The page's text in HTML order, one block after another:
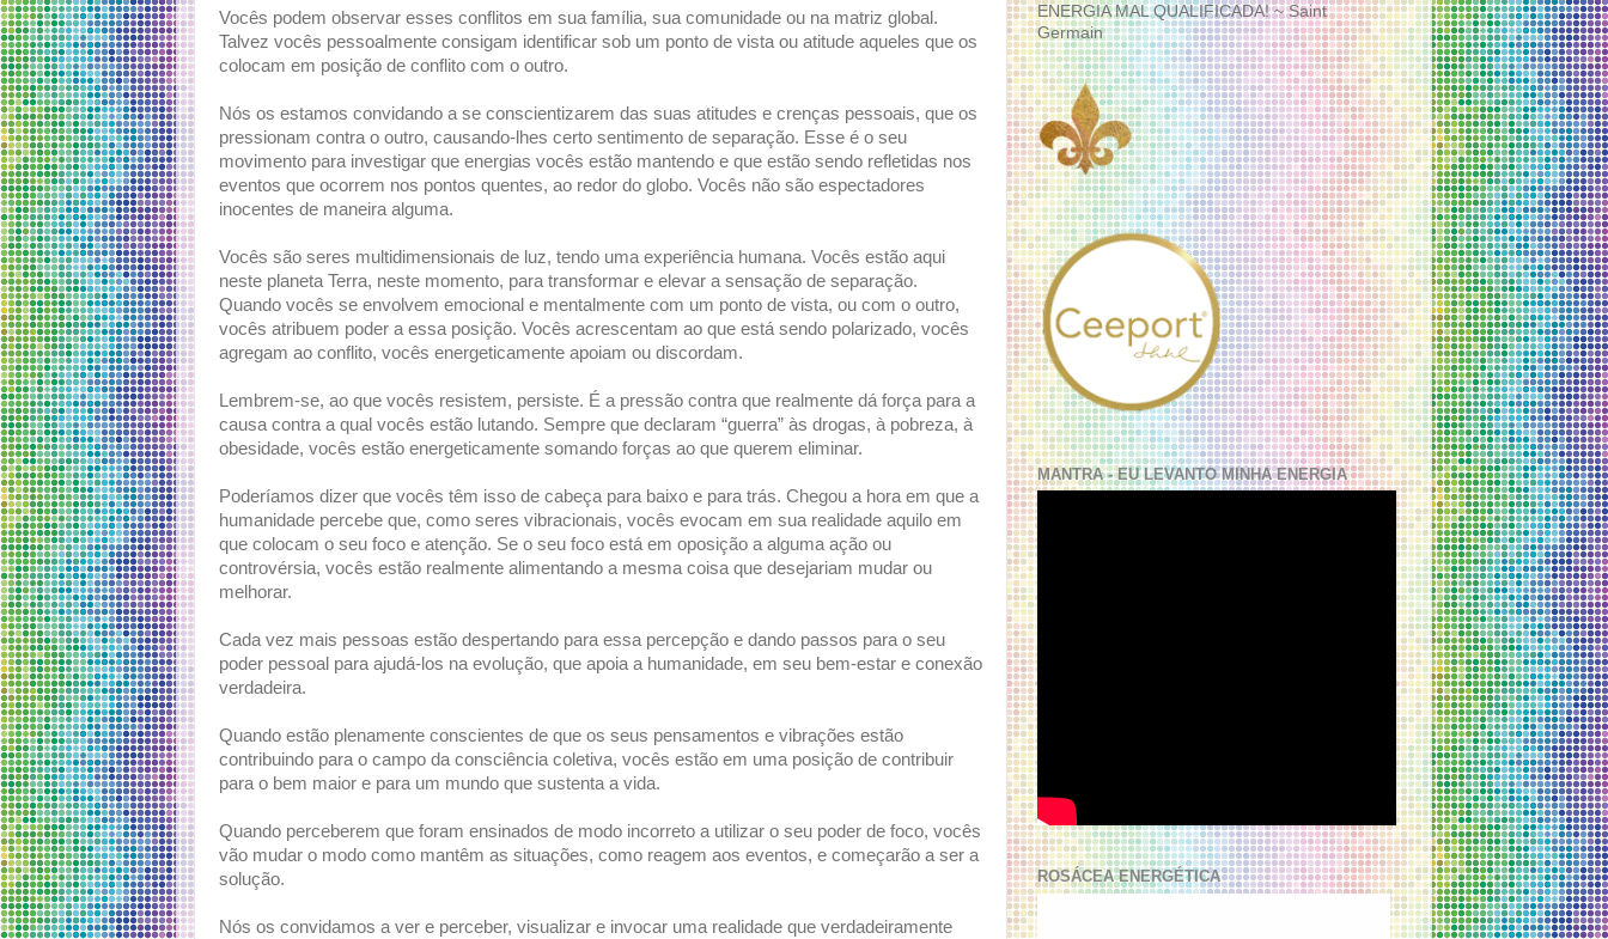
Vocês podem observar esses conflitos em sua família, sua comunidade ou na matriz global.
Talvez vocês pessoalmente consigam identificar sob um ponto de vista ou atitude aqueles que os
colocam em posição de conflito com o outro.
Nós os estamos convidando a se conscientizarem das suas atitudes e crenças pessoais, que os
pressionam contra o outro, causando-lhes certo sentimento de separação. Esse é o seu
movimento para investigar que energias vocês estão mantendo e que estão sendo refletidas nos
eventos que ocorrem nos pontos quentes, ao redor do globo. Vocês não são espectadores
inocentes de maneira alguma.
Vocês são seres multidimensionais de luz, tendo uma experiência humana. Vocês estão aqui
neste planeta Terra, neste momento, para transformar e elevar a sensação de separação.
Quando vocês se envolvem emocional e mentalmente com um ponto de vista, ou com o outro,
vocês atribuem poder a essa posição. Vocês acrescentam ao que está sendo polarizado, vocês
agregam ao conflito, vocês energeticamente apoiam ou discordam.
Lembrem-se, ao que vocês resistem, persiste. É a pressão contra que realmente dá força para a
causa contra a qual vocês estão lutando. Sempre que declaram “guerra” às drogas, à pobreza, à
obesidade, vocês estão energeticamente somando forças ao que querem eliminar.
Poderíamos dizer que vocês têm isso de cabeça para baixo e para trás. Chegou a hora em que a
humanidade percebe que, como seres vibracionais, vocês evocam em sua realidade aquilo em
que colocam o seu foco e atenção. Se o seu foco está em oposição a alguma ação ou
controvérsia, vocês estão realmente alimentando a mesma coisa que desejariam mudar ou
melhorar.
Cada vez mais pessoas estão despertando para essa percepção e dando passos para o seu
poder pessoal para ajudá-los na evolução, que apoia a humanidade, em seu bem-estar e conexão
verdadeira.
Quando estão plenamente conscientes de que os seus pensamentos e vibrações estão
contribuindo para o campo da consciência coletiva, vocês estão em uma posição de contribuir
para o bem maior e para um mundo que sustenta a vida.
Quando perceberem que foram ensinados de modo incorreto a utilizar o seu poder de foco, vocês
vão mudar o modo como mantêm as situações, como reagem aos eventos, e começarão a ser a
solução.
Nós os convidamos a ver e perceber, visualizar e invocar uma realidade que verdadeiramente
ENERGIA MAL QUALIFICADA! ~ Saint
Germain
MANTRA - EU LEVANTO MINHA ENERGIA
ROSÁCEA ENERGÉTICA